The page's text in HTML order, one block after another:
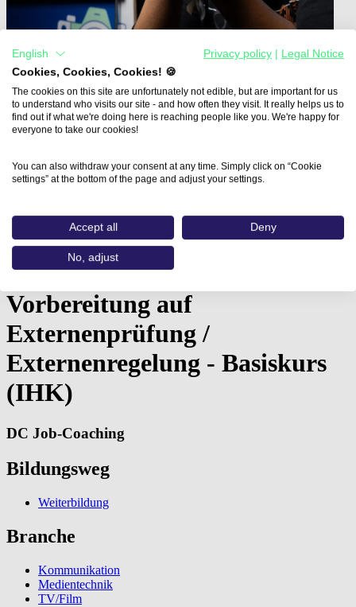
Home
Veranstaltungskaufmann /
Veranstaltungskauffrau -
Vorbereitung auf
Externenprüfung /
Externenregelung - Basiskurs
(IHK)
DC Job-Coaching
Bildungsweg
Weiterbildung
Branche
Kommunikation
Medientechnik
TV/Film
English Privacy policy
Legal Notice
Cookies, Cookies, Cookies! 🍪
The cookies on this site are unfortunately not edible, but are important for us
to understand who visits our site - and how often they visit. It really helps us to
find out if what we're doing here is reaching people like you. We're happy for
everyone to take our cookies!
You can also withdraw your consent at any time. Simply click on “Cookie
settings” at the bottom of the page and adjust your settings.
Accept all Deny
No, adjust